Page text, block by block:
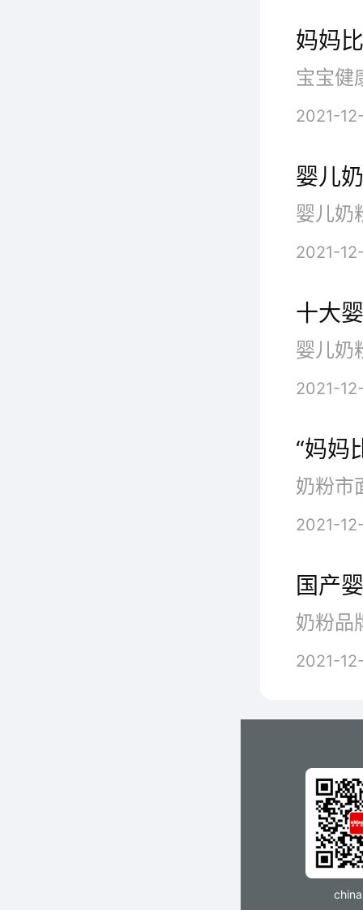
5
6
妈妈
2021-
婴儿
2021-
十大
2021-
“妈妈
2021-
国产
2021-